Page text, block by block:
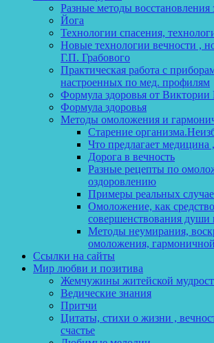
Разные методы восстановления
Йога
Технологии спасения,
Новые технологии вечности ,
Г.П. Грабового
Практическая работа с
настроенных по мед. профилям
Формула здоровья от
Формула здоровья
Методы омоложения и
Старение
Что предлагает медицина
Дорога в вечность
Разные рецепты по
оздоровлению
Примеры реальных
Омоложение, как средство
совершенствования души
Методы неумирания,
омоложения,
Ссылки на сайты
Мир любви и позитива
Жемчужины житейской
Ведические знания
Притчи
Цитаты, стихи о жизни ,
счастье